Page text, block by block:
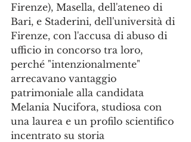
Firenze), Masella, dell'ateneo di
Bari, e Staderini, dell'università di
Firenze, con l'accusa di abuso di
ufficio in concorso tra loro,
perché "intenzionalmente"
arrecavano vantaggio
patrimoniale alla candidata
Melania Nucifora, studiosa con
una laurea e un profilo scientifico
incentrato su storia